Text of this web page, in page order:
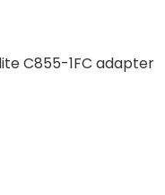
C855-1FC adapter